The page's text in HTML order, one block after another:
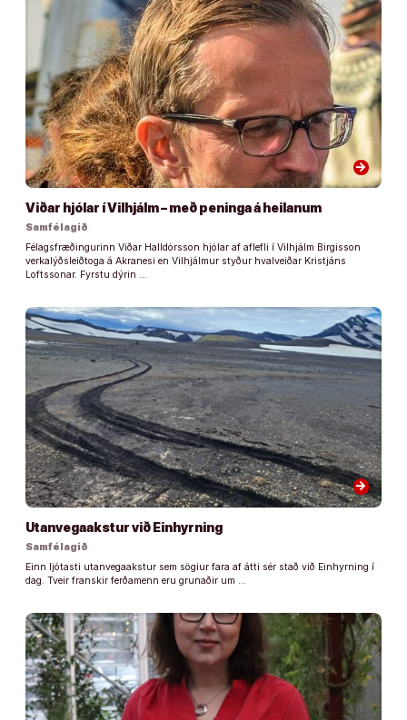
arrow_forward
Viðar hjólar í Vilhjálm – með peninga á heilanum
Samfélagið
Félagsfræðingurinn Viðar Halldórsson hjólar af aflefli í Vilhjálm Birgisson
verkalýðsleiðtoga á Akranesi en Vilhjálmur styður hvalveiðar Kristjáns
Loftssonar. Fyrstu dýrin …
arrow_forward
Utanvegaakstur við Einhyrning
Samfélagið
Einn ljótasti utanvegaakstur sem sögiur fara af átti sér stað við Einhyrning í
dag. Tveir franskir ferðamenn eru grunaðir um …